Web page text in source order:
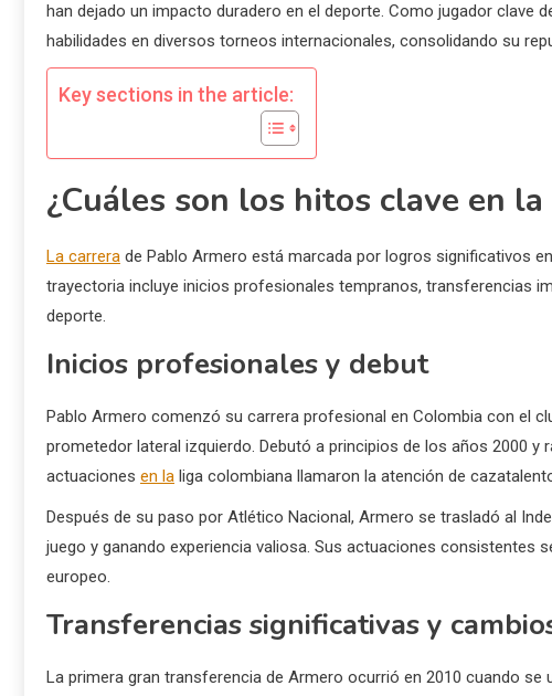
han dejado un impacto duradero en el deporte. Como jugador clave
habilidades en diversos torneos internacionales, consolidando su
Key sections in the article:
¿Cuáles son los hitos clave en
La carrera de Pablo Armero está marcada por logros significativos
trayectoria incluye inicios profesionales tempranos, transferencias
deporte.
Inicios profesionales y debut
Pablo Armero comenzó su carrera profesional en Colombia con el
prometedor lateral izquierdo. Debutó a principios de los años 2000
actuaciones en la liga colombiana llamaron la atención de
Después de su paso por Atlético Nacional, Armero se trasladó al
juego y ganando experiencia valiosa. Sus actuaciones consistentes
europeo.
Transferencias significativas y
La primera gran transferencia de Armero ocurrió en 2010 cuando